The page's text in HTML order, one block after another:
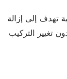
تهدف إلى إزالة
تغيير التركيب